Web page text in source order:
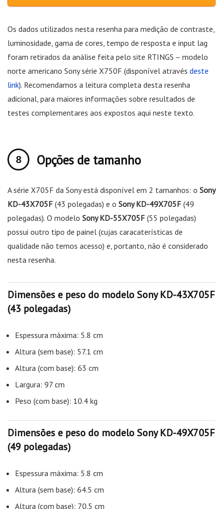
Os dados utilizados nesta resenha para medição de contraste,
luminosidade, gama de cores, tempo de resposta e input lag
foram retirados da análise feita pelo site RTINGS – modelo
norte americano Sony série X750F (disponível através deste
link). Recomendamos a leitura completa desta resenha
adicional, para maiores informações sobre resultados de
testes complementares aos expostos aqui neste texto.
Opções de tamanho
A série X705F da Sony está disponível em 2 tamanhos: o Sony
KD-43X705F (43 polegadas) e o Sony KD-49X705F (49
polegadas). O modelo Sony KD-55X705F (55 polegadas)
possui outro tipo de painel (cujas caracaterísticas de
qualidade não temos acesso) e, portanto, não é considerado
nesta resenha.
Dimensões e peso do modelo Sony KD-43X705F
(43 polegadas)
Espessura máxima: 5.8 cm
Altura (sem base): 57.1 cm
Altura (com base): 63 cm
Largura: 97 cm
Peso (com base): 10.4 kg
Dimensões e peso do modelo Sony KD-49X705F
(49 polegadas)
Espessura máxima: 5.8 cm
Altura (sem base): 64.5 cm
Altura (com base): 70.5 cm